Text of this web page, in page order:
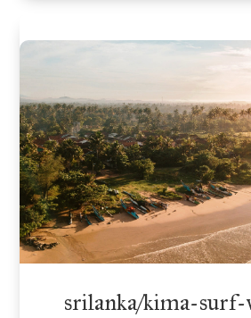
srilanka/kima-surf-